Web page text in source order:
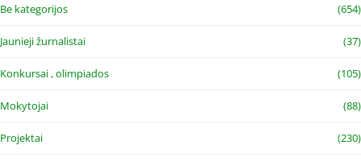
Be kategorijos (654)
Jaunieji žurnalistai (37)
Konkursai , olimpiados (105)
Mokytojai (88)
Projektai (230)